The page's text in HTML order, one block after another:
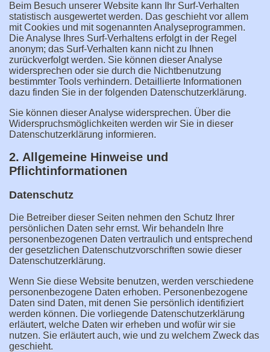
Beim Besuch unserer Website kann Ihr Surf-Verhalten
statistisch ausgewertet werden. Das geschieht vor allem
mit Cookies und mit sogenannten Analyseprogrammen.
Die Analyse Ihres Surf-Verhaltens erfolgt in der Regel
anonym; das Surf-Verhalten kann nicht zu Ihnen
zurückverfolgt werden. Sie können dieser Analyse
widersprechen oder sie durch die Nichtbenutzung
bestimmter Tools verhindern. Detaillierte Informationen
dazu finden Sie in der folgenden Datenschutzerklärung.
Sie können dieser Analyse widersprechen. Über die
Widerspruchsmöglichkeiten werden wir Sie in dieser
Datenschutzerklärung informieren.
2. Allgemeine Hinweise und
Pflichtinformationen
Datenschutz
Die Betreiber dieser Seiten nehmen den Schutz Ihrer
persönlichen Daten sehr ernst. Wir behandeln Ihre
personenbezogenen Daten vertraulich und entsprechend
der gesetzlichen Datenschutzvorschriften sowie dieser
Datenschutzerklärung.
Wenn Sie diese Website benutzen, werden verschiedene
personenbezogene Daten erhoben. Personenbezogene
Daten sind Daten, mit denen Sie persönlich identifiziert
werden können. Die vorliegende Datenschutzerklärung
erläutert, welche Daten wir erheben und wofür wir sie
nutzen. Sie erläutert auch, wie und zu welchem Zweck das
geschieht.